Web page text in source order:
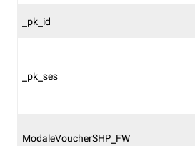
_pk_id
_pk_ses
ModaleVoucherSHP_FW